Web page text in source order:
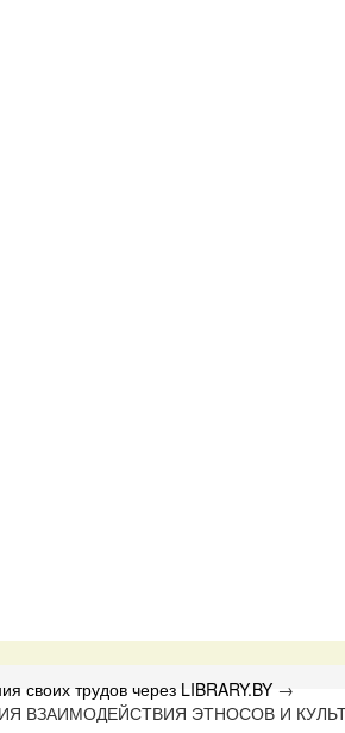
своих трудов через LIBRARY.BY →
ВЗАИМОДЕЙСТВИЯ ЭТНОСОВ И